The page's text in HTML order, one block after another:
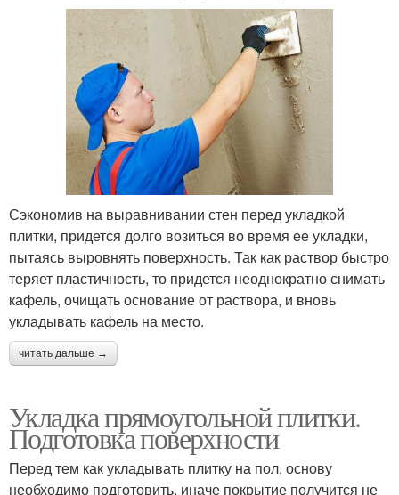
Сэкономив на выравнивании стен перед укладкой
плитки, придется долго возиться во время ее укладки,
пытаясь выровнять поверхность. Так как раствор быстро
теряет пластичность, то придется неоднократно снимать
кафель, очищать основание от раствора, и вновь
укладывать кафель на место.
читать дальше →
Укладка прямоугольной плитки.
Подготовка поверхности
Перед тем как укладывать плитку на пол, основу
необходимо подготовить, иначе покрытие получится не